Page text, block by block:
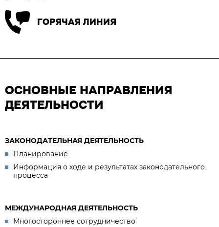
ГОРЯЧАЯ ЛИНИЯ
ОСНОВНЫЕ НАПРАВЛЕНИЯ
ДЕЯТЕЛЬНОСТИ
ЗАКОНОДАТЕЛЬНАЯ ДЕЯТЕЛЬНОСТЬ
Планирование
Информация о ходе и результатах законодательного
процесса
МЕЖДУНАРОДНАЯ ДЕЯТЕЛЬНОСТЬ
Многостороннее сотрудничество